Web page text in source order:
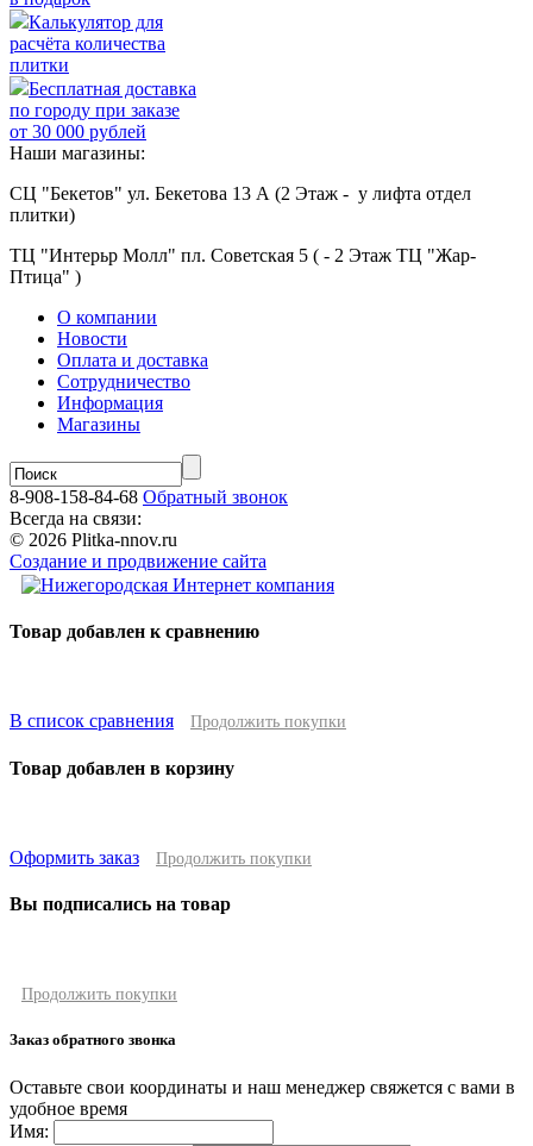
Калькулятор для
расчёта количества
плитки
Бесплатная доставка
по городу при заказе
от 30 000 рублей
Наши магазины:
СЦ "Бекетов" ул. Бекетова 13 А (2 Этаж - у лифта отдел
плитки)
ТЦ "Интерьр Молл" пл. Советская 5 ( - 2 Этаж ТЦ "Жар-
Птица" )
О компании
Новости
Оплата и доставка
Сотрудничество
Информация
Магазины
8-908-158-84-68 Обратный звонок
Всегда на связи:
© 2026 Plitka-nnov.ru
Создание и продвижение сайта
Товар добавлен к сравнению
В список сравнения Продолжить покупки
Товар добавлен в корзину
Оформить заказ Продолжить покупки
Вы подписались на товар
Продолжить покупки
Заказ обратного звонка
Оставьте свои координаты и наш менеджер свяжется с вами в
удобное время
Имя: